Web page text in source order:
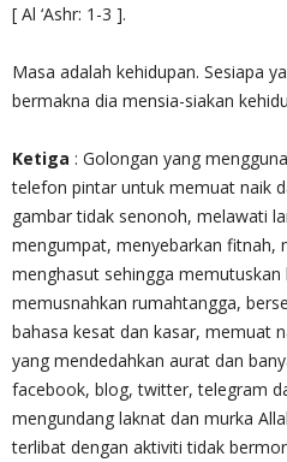
[ Al ‘Ashr: 1-3 ].
Masa adalah kehidupan. Sesiapa
bermakna dia mensia-siakan
Ketiga : Golongan yang
telefon pintar untuk memuat naik
gambar tidak senonoh, melawati
mengumpat, menyebarkan fitnah,
menghasut sehingga
memusnahkan rumahtangga,
bahasa kesat dan kasar, memuat
yang mendedahkan aurat dan
facebook, blog, twitter, telegram
mengundang laknat dan murka
terlibat dengan aktiviti tidak